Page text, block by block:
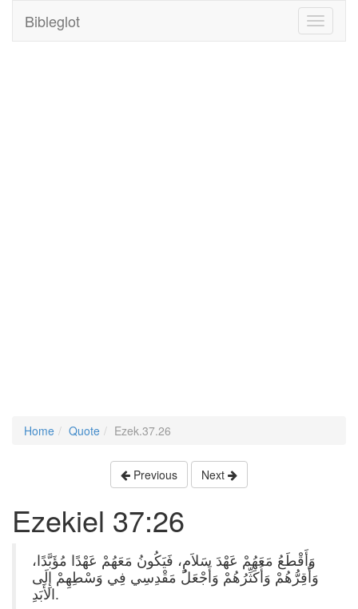
Toggle
Bibleglot
Home Quote Ezek.37.26
Previous Next
Ezekiel 37:26
وَأَقْطَعُ مَعَهُمْ عَهْدَ سَلاَمٍ، فَيَكُونُ مَعَهُمْ عَهْدًا مُؤَبَّدًا،
وَأُقِرُّهُمْ وَأُكَثِّرُهُمْ وَأَجْعَلُ مَقْدِسِي فِي وَسْطِهِمْ إِلَى
الأَبَدِ.